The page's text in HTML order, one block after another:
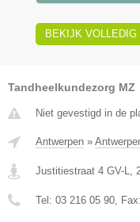
BEKIJK VOLLEDIG
Tandheelkundezorg MZ
Niet gevestigd in de
Antwerpen »
Justitiestraat 4 GV-L
Tel: 03 216 05 90 , Fax: